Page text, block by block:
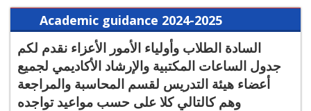
Academic guidance 2024-2025
السادة الطلاب وأولياء الأمور الأعزاء نقدم لكم
جدول الساعات المكتبية والإرشاد الأكاديمي لجميع
أعضاء هيئة التدريس لقسم المحاسبة والمراجعة
وهم كالتالي كلا على حسب مواعيد تواجده